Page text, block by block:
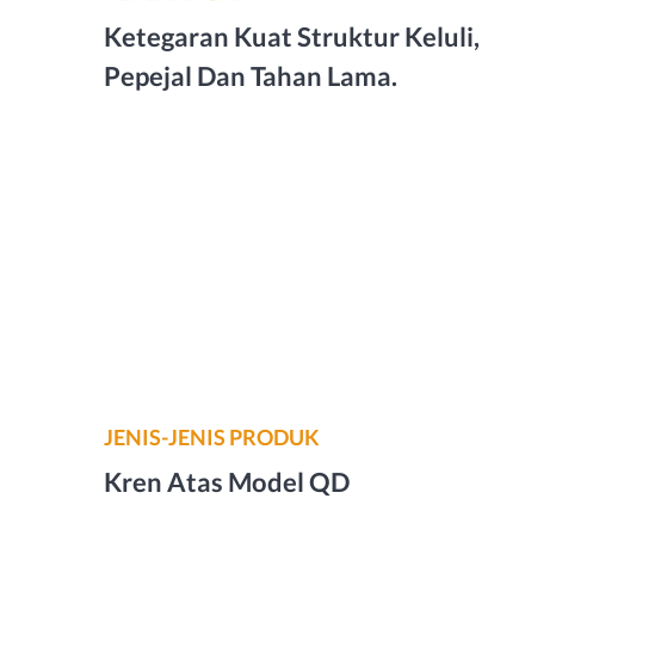
Ketegaran Kuat Struktur Keluli,
Pepejal Dan Tahan Lama.
JENIS-JENIS PRODUK
Kren Atas Model QD